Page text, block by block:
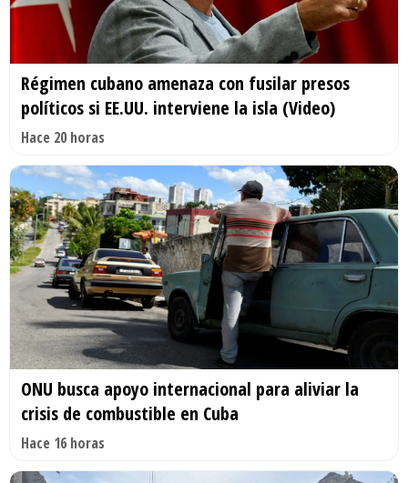
Régimen cubano amenaza con fusilar presos
políticos si EE.UU. interviene la isla (Video)
Hace 20 horas
ONU busca apoyo internacional para aliviar la
crisis de combustible en Cuba
Hace 16 horas